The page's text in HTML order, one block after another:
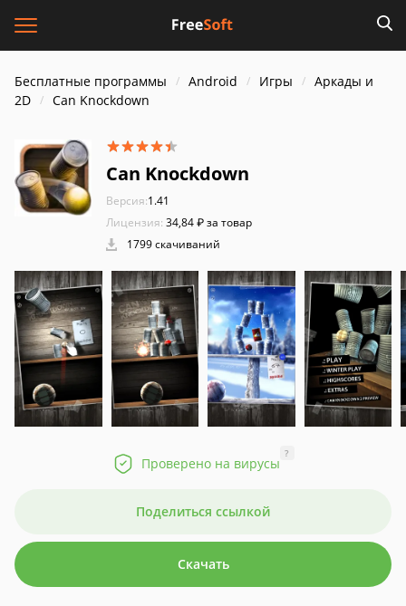
Бесплатные программы Android Игры
Аркады и
2D
Can Knockdown
Can Knockdown
Версия:1.41
Лицензия: 34,84 ₽ за товар
1799 скачиваний
Проверено на вирусы
?
Поделиться ссылкой
Скачать